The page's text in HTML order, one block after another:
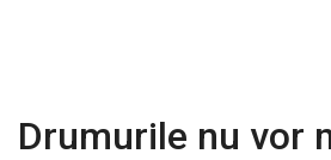
Drumurile nu vor